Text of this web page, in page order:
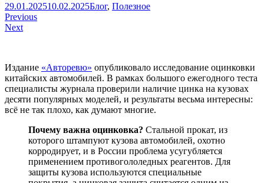
Артем
Краснов
29.01.202510.02.2025Блог, Полезное
Навигация
по
Previous
Next
Издание «Авторевю» опубликовало исследование оцинковки
китайских автомобилей. В рамках большого ежегодного теста
специалисты журнала проверили наличие цинка на кузовах
десяти популярных моделей, и результаты весьма интересны:
всё не так плохо, как думают многие.
Почему важна оцинковка? Стальной прокат, из
которого штампуют кузова автомобилей, охотно
корродирует, и в России проблема усугубляется
применением противогололедных реагентов. Для
защиты кузова используются специальные